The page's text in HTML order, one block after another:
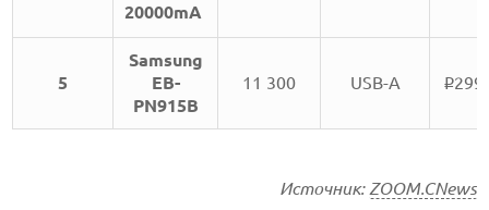
20000mA
5
Samsung
EB-
PN915B
11 300 USB-A i
Источник: ZOOM.CNews